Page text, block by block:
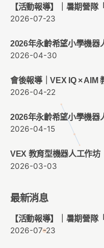
【活動報導】｜暑期營隊
2026-07-23
2026年永齡希望小學機器
2026-04-30
會後報導｜VEX IQ × AIM
2026-04-22
2026年永齡希望小學機器
2026-04-15
VEX 教育型機器人工作坊
2026-03-03
最新消息
【活動報導】｜暑期營隊
2026-07-23